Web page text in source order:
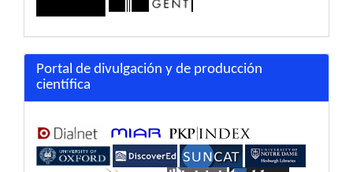
Portal de divulgación y de producción
científica